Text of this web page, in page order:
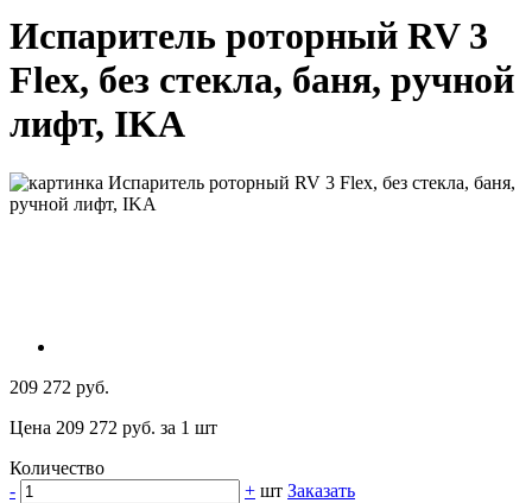
Испаритель роторный RV 3
Flex, без стекла, баня, ручной
лифт, IKA
209 272 руб.
Цена 209 272 руб. за 1 шт
Количество
-
+ шт Заказать